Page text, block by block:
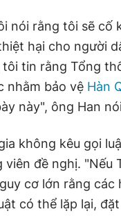
nói rằng tôi sẽ cố
hại cho người
tin rằng Tổng
nhằm bảo vệ Hàn
này", ông Han
không kêu gọi
viên đề nghị.
cơ lớn rằng
có thể lặp lại,